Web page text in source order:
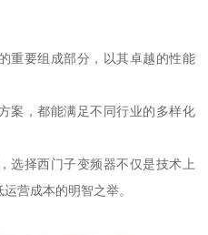
重要组成部分，以其卓越的性能
案，都能满足不同行业的多样化
选择西门子变频器不仅是技术上
营成本的明智之举。